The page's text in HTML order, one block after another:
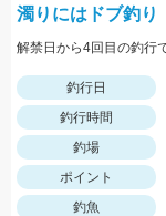
濁りにはドブ釣り
釣行日
釣行時間
釣場
ポイント
釣魚